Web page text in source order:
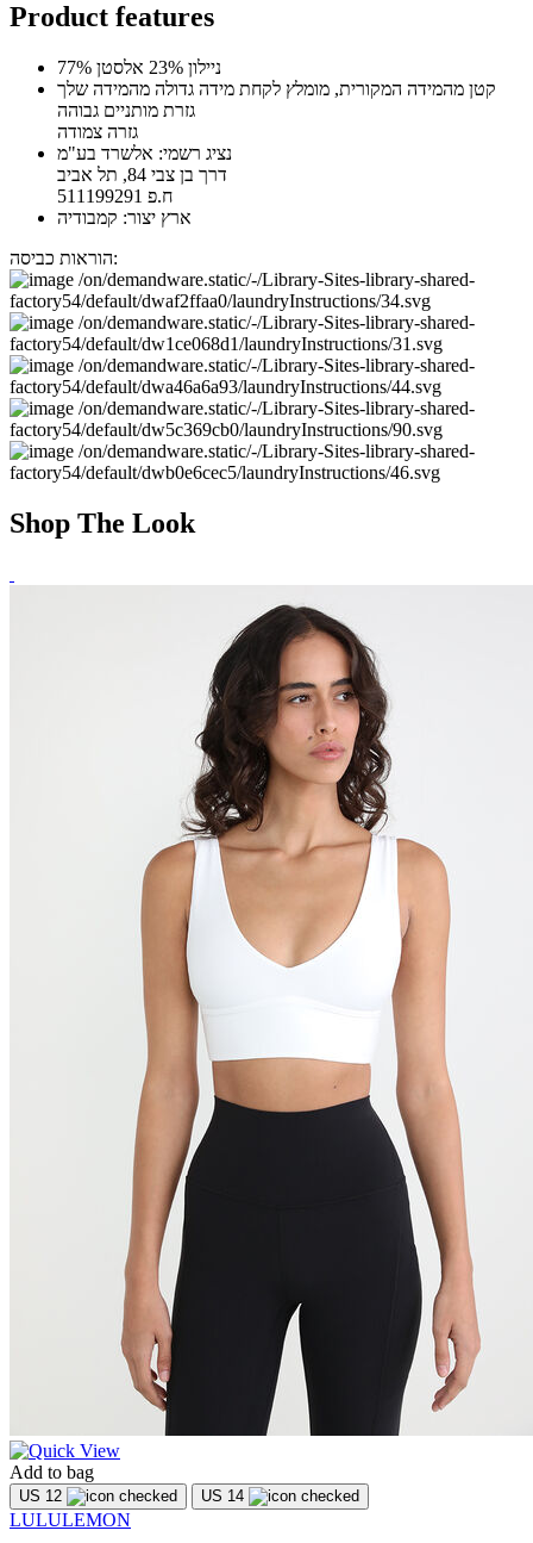
Product features
77% ניילון 23% אלסטן
קטן מהמידה המקורית, מומלץ לקחת מידה גדולה מהמידה שלך
גזרת מותניים גבוהה
גזרה צמודה
נציג רשמי: אלשרד בע"מ
דרך בן צבי 84, תל אביב
ח.פ 511199291
ארץ יצור: קמבודיה
הוראות כביסה:
Shop The Look
Add to bag
US 12 US 14
LULULEMON